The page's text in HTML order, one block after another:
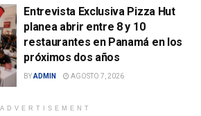
Entrevista Exclusiva Pizza Hut
planea abrir entre 8 y 10
restaurantes en Panamá en los
próximos dos años
BYADMIN AGOSTO 7, 2026
ADVERTISEMENT